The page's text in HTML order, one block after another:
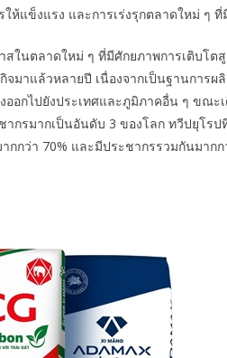
ห้แข็งแรง และการเร่งรุกตลาดใหม่ ๆ
ในตลาดใหม่ ๆ ที่มีศักยภาพการเติบโตสู
จมาแล้วหลายปี เนื่องจากเป็นฐานการ
อกไปยังประเทศและภูมิภาคอื่น ๆ ขณะ
กรมากเป็นอันดับ 3 ของโลก ทวีปยุโรป
กว่า 70% และมีประชากรรวมกันมากก